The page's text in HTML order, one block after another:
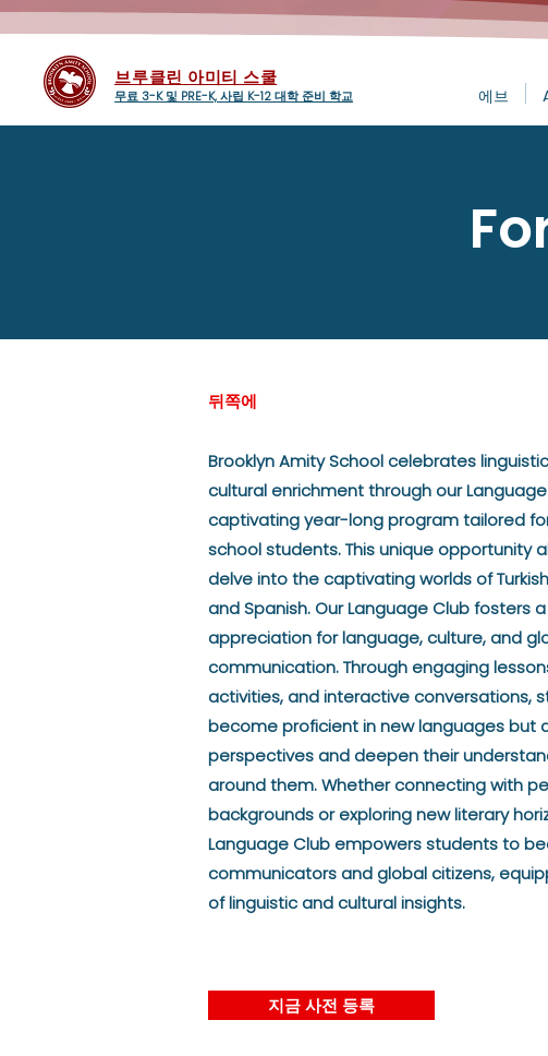
브루클린 아미티 스쿨
무료 3-K 및 PRE-K, 사립 K-12 대학 준비 학교 에브
뒤쪽에
Brooklyn Amity School celebrates
cultural enrichment through our
captivating year-long program tailored
school students. This unique opportunity
delve into the captivating worlds of
and Spanish. Our Language Club fosters
appreciation for language, culture, and
communication. Through engaging
activities, and interactive conversations,
become proficient in new languages but
perspectives and deepen their
around them. Whether connecting with
backgrounds or exploring new literary
Language Club empowers students to
communicators and global citizens,
of linguistic and cultural insights.
지금 사전 등록